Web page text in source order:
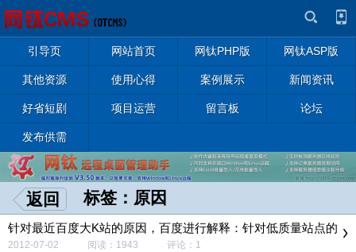
引导页 网站首页 网钛PHP版 网钛ASP版
其他资源 使用心得 案例展示 新闻资讯
好省短剧 项目运营 留言板 论坛
发布供需
返回 标签：原因
针对最近百度大K站的原因，百度进行解释：针对低质量站点的
措施已经生效
2012-07-02 阅读：1943 评论：1